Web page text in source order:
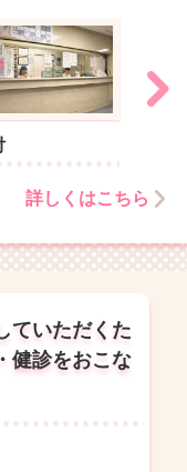
詳しくはこちら
ていただくた
健診をおこな